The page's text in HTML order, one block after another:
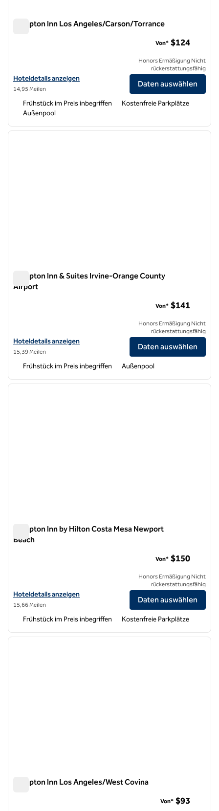
Hampton Inn Los Angeles/Carson/Torrance
Hoteldetails für das Hampton Inn Los Angeles/Carson/Torrance
Hoteldetails anzeigen
14,95 Meilen
Von* $124
Honors Ermäßigung Nicht
rückerstattungsfähig
Daten auswählen
Frühstück im Preis inbegriffen
Kostenfreie Parkplätze
Außenpool
1 von 12
Hampton Inn & Suites Irvine-Orange County
Airport
Hoteldetails zum Flughafen Hampton Inn & Suites Irvine-Orange
Hoteldetails anzeigen
15,39 Meilen
Von* $141
Honors Ermäßigung Nicht
rückerstattungsfähig
Daten auswählen
Frühstück im Preis inbegriffen Außenpool
1 von 12
Hampton Inn by Hilton Costa Mesa Newport
Beach
Hoteldetails für Hampton Inn by Hilton Costa Mesa Newport Beach
Hoteldetails anzeigen
15,66 Meilen
Von* $150
Honors Ermäßigung Nicht
rückerstattungsfähig
Daten auswählen
Frühstück im Preis inbegriffen Kostenfreie Parkplätze
1 von 12
Hampton Inn Los Angeles/West Covina
Von* $93